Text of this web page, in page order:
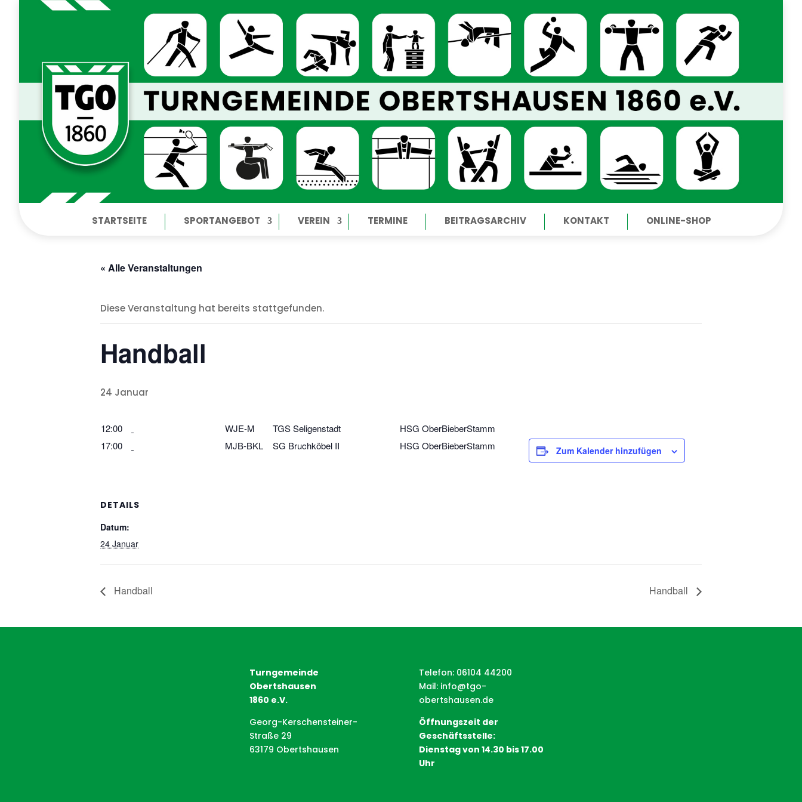
STARTSEITE SPORTANGEBOT VEREIN TERMINE BEITRAGSARCHIV KONTAKT ONLINE-SHOP
« Alle Veranstaltungen
Diese Veranstaltung hat bereits stattgefunden.
Handball
24 Januar
12:00 WJE-M TGS Seligenstadt
HSG OberBieberStamm
17:00
MJB-BKL SG Bruchköbel II HSG OberBieberStamm Zum Kalender hinzufügen
DETAILS
Datum:
24 Januar
Handball Handball
Turngemeinde
Obertshausen
1860 e.V.
Georg-Kerschensteiner-
Straße 29
63179 Obertshausen
Telefon: 06104 44200
Mail: info@tgo-
obertshausen.de
Öffnungszeit der
Geschäftsstelle:
Dienstag von 14.30 bis 17.00
Uhr